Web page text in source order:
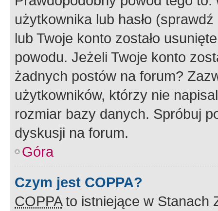
użytkownika lub hasło
lub Twoje konto zostało
powodu. Jeżeli Twoje konto
żadnych postów na forum?
użytkowników, którzy nie
rozmiar bazy danych. Spróbuj
dyskusji na forum.
Góra
Czym jest COPPA?
COPPAto istniejące w Stanach